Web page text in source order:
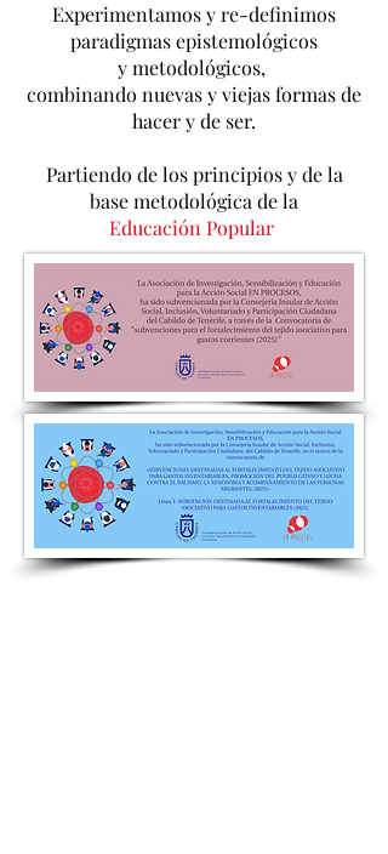
Experimentamos y re-definimos
paradigmas epistemológicos
ymetodológicos,
combinando nuevas y viejas formas de
hacer y de ser.
Partiendo de los principios y de la
base metodológica de la
Educación Popular